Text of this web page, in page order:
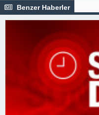
Benzer Haberler